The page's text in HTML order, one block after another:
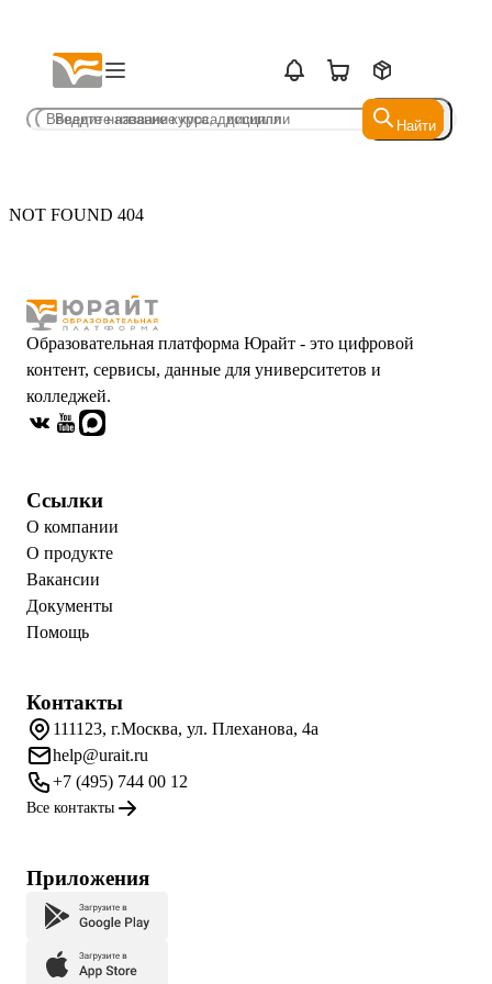
Найти
Найти
NOT FOUND 404
Образовательная платформа Юрайт - это цифровой
контент, сервисы, данные для университетов и
колледжей.
Ссылки
О компании
О продукте
Вакансии
Документы
Помощь
Контакты
111123, г.Москва, ул. Плеханова, 4а
help@urait.ru
+7 (495) 744 00 12
Все контакты
Приложения